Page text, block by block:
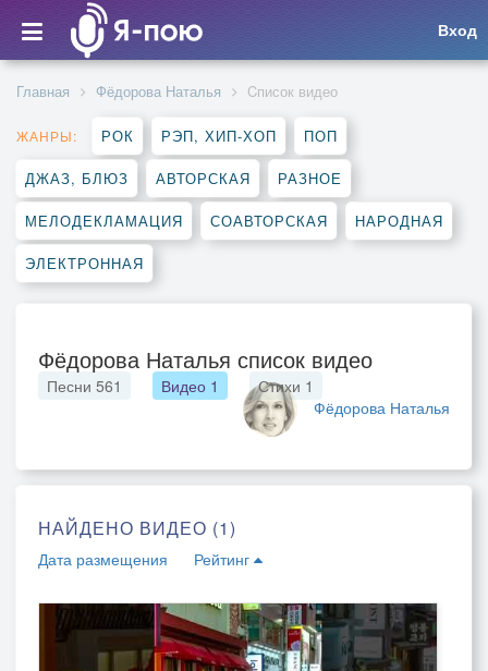
Вход
Главная Фёдорова Наталья Cписок видео
ЖАНРЫ: РОК РЭП, ХИП-ХОП ПОП
ДЖАЗ, БЛЮЗ АВТОРСКАЯ РАЗНОЕ
МЕЛОДЕКЛАМАЦИЯ СОАВТОРСКАЯ НАРОДНАЯ
ЭЛЕКТРОННАЯ
Фёдорова Наталья список видео
Фёдорова Наталья
Песни 561 Видео 1 Стихи 1
НАЙДЕНО ВИДЕО (1)
Дата размещения Рейтинг